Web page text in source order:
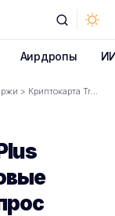
Аирдропы
> Криптокарта Trustee Plus сменила эмитента: новые тарифы, лимиты и вопрос доступа